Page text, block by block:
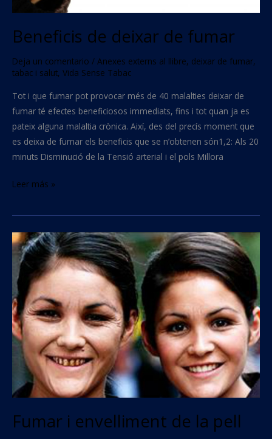
Beneficis de deixar de fumar
Deja un comentario / Anexes externs al llibre, deixar de fumar,
tabac i salut, Vida Sense Tabac
Tot i que fumar pot provocar més de 40 malalties deixar de
fumar té efectes beneficiosos immediats, fins i tot quan ja es
pateix alguna malaltia crònica. Així, des del precís moment que
es deixa de fumar els beneficis que se n’obtenen són1,2: Als 20
minuts Disminució de la Tensió arterial i el pols Millora
Leer más »
Fumar i envelliment de la pell
Fumar
envelliment
de
la
pell